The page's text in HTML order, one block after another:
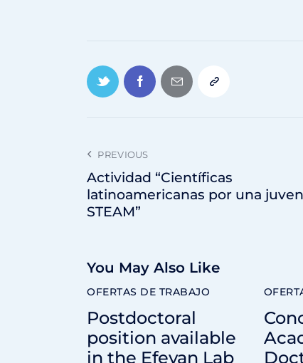
PREVIOUS
Actividad “Científicas
latinoamericanas por una
STEAM”
You May Also Like
OFERTAS DE TRABAJO
Postdoctoral
position available
in the Efeyan Lab